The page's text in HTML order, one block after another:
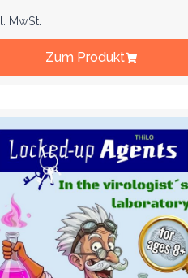
MwSt.
Zum Produkt